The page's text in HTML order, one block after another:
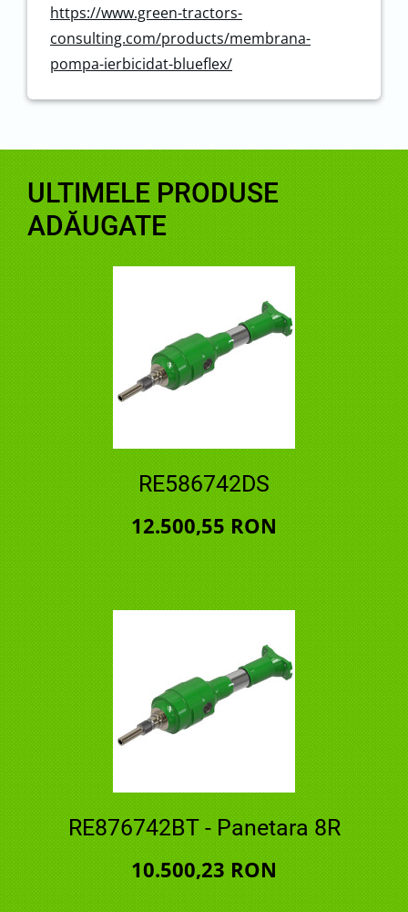
https://www.green-tractors-
consulting.com/products/membrana-
pompa-ierbicidat-blueflex/
ULTIMELE PRODUSE
ADĂUGATE
RE586742DS
12.500,55 RON
RE876742BT - Panetara 8R
10.500,23 RON